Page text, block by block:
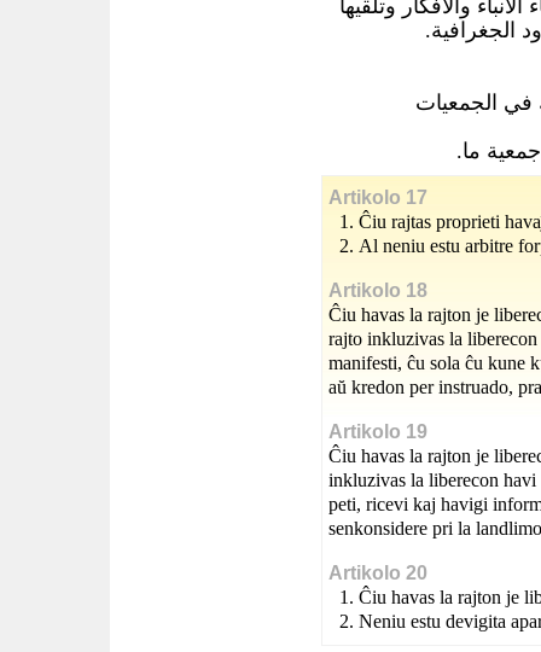
والأفكار وتلقيها
الجغرافية.
الجمعيات
ما.
Artikolo 17
Ĉiu rajtas proprieti
Al neniu estu arbitre
Artikolo 18
Ĉiu havas la rajton je
rajto inkluzivas la
manifesti, ĉu sola ĉu kune
aŭ kredon per instruado,
Artikolo 19
Ĉiu havas la rajton je
inkluzivas la liberecon
peti, ricevi kaj havigi
senkonsidere pri la
Artikolo 20
Ĉiu havas la rajton je
Neniu estu devigita